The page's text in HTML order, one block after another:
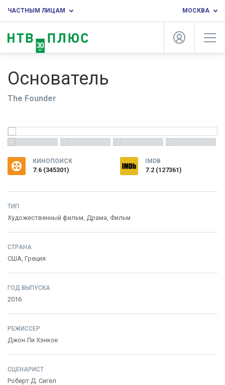
ЧАСТНЫМ ЛИЦАМ МОСКВА
Основатель
The Founder
КИНОПОИСК
7.6 (345301)
IMDB
7.2 (127361)
ТИП
Художественный фильм, Драма, Фильм
СТРАНА
США, Греция
ГОД ВЫПУСКА
2016
РЕЖИССЕР
Джон Ли Хэнкок
СЦЕНАРИСТ
Роберт Д. Сигел